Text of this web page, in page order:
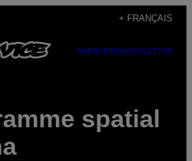
+ FRANÇAIS
SUBSCRIBENEWSLETTER
spatial